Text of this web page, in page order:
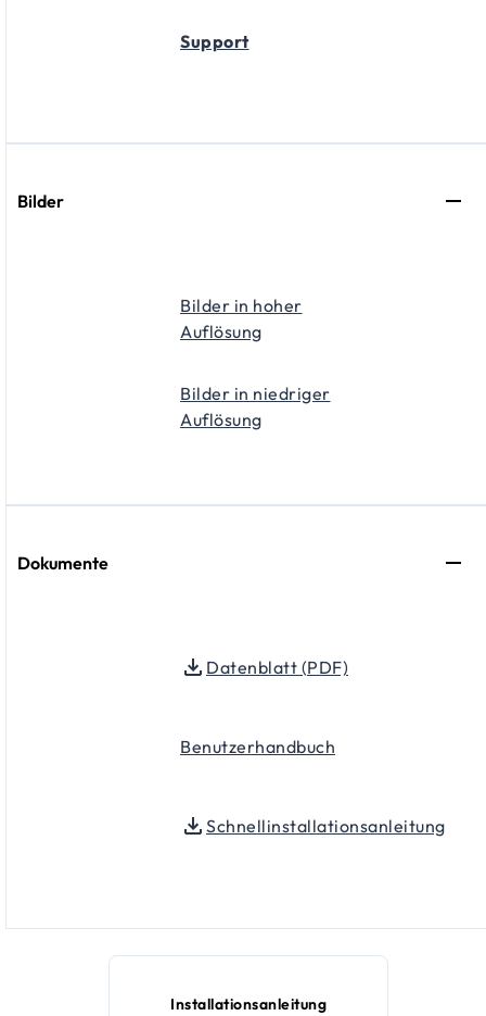
Support
Bilder
Bilder in hoher
Auflösung
Bilder in niedriger
Auflösung
Dokumente
Datenblatt (PDF)
Benutzerhandbuch
Schnellinstallationsanleitung
Installationsanleitung